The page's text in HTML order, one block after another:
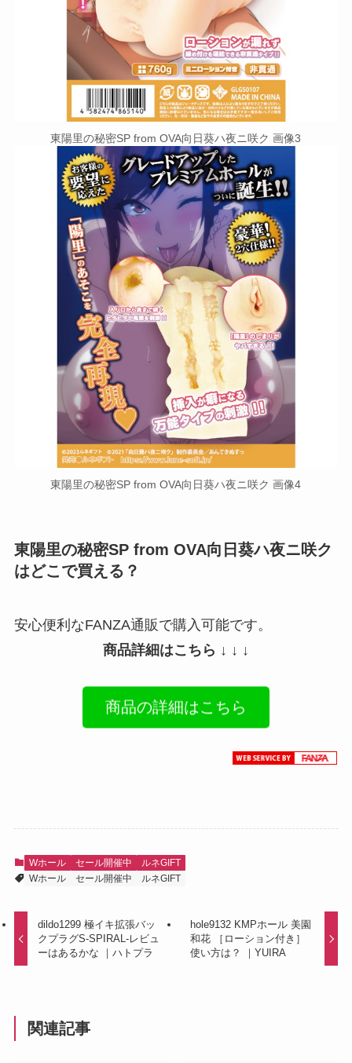
東陽里の秘密SP from OVA向日葵ハ夜ニ咲ク 画像3
東陽里の秘密SP from OVA向日葵ハ夜ニ咲ク 画像4
東陽里の秘密SP from OVA向日葵ハ夜ニ咲ク
はどこで買える？
安心便利なFANZA通販で購入可能です。
商品詳細はこちら ↓ ↓ ↓
商品の詳細はこちら
Wホール セール開催中
ルネGIFT
Wホール
セール開催中 ルネGIFT
dildo1299 極イキ拡張バッ
クプラグS-SPIRAL-レビュ
ーはあるかな ｜ハトプラ
hole9132 KMPホール 美園
和花 ［ローション付き］
使い方は？ ｜YUIRA
関連記事